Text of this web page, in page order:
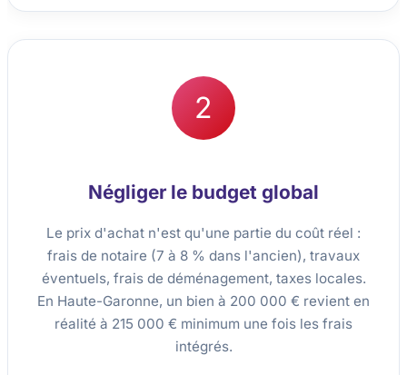
2
Négliger le budget global
Le prix d'achat n'est qu'une partie du coût réel :
frais de notaire (7 à 8 % dans l'ancien), travaux
éventuels, frais de déménagement, taxes locales.
En Haute-Garonne, un bien à 200 000 € revient en
réalité à 215 000 € minimum une fois les frais
intégrés.